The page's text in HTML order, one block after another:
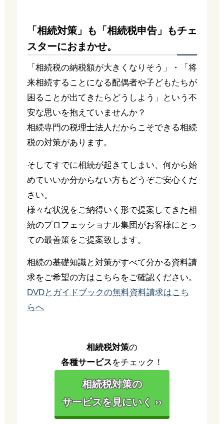
「相続対策」も「相続税申告」もチェ
スターにおまかせ。
「相続税の納税額が大きくなりそう」・「将
来相続することになる配偶者や子どもたちが
困ることが出てきたらどうしよう」という不
安な思いを抱えていませんか？
相続専門の税理士法人だからこそできる相続
税の対策があります。
そしてすでに相続が起きてしまい、何から始
めていいか分からない方もどうぞご安心くだ
さい。
様々な状況をご納得いく形で提案してきた相
続のプロフェッショナル集団がお客様にとっ
ての最善策をご提案致します。
相続の基礎知識と対策がすべて分かる資料請
求をご希望の方はこちらをご確認ください。
DVDとガイドブックの無料資料請求はこち
らへ
相続税対策の
各種サービスをチェック！
相続税対策の
サービスを見にいく ››